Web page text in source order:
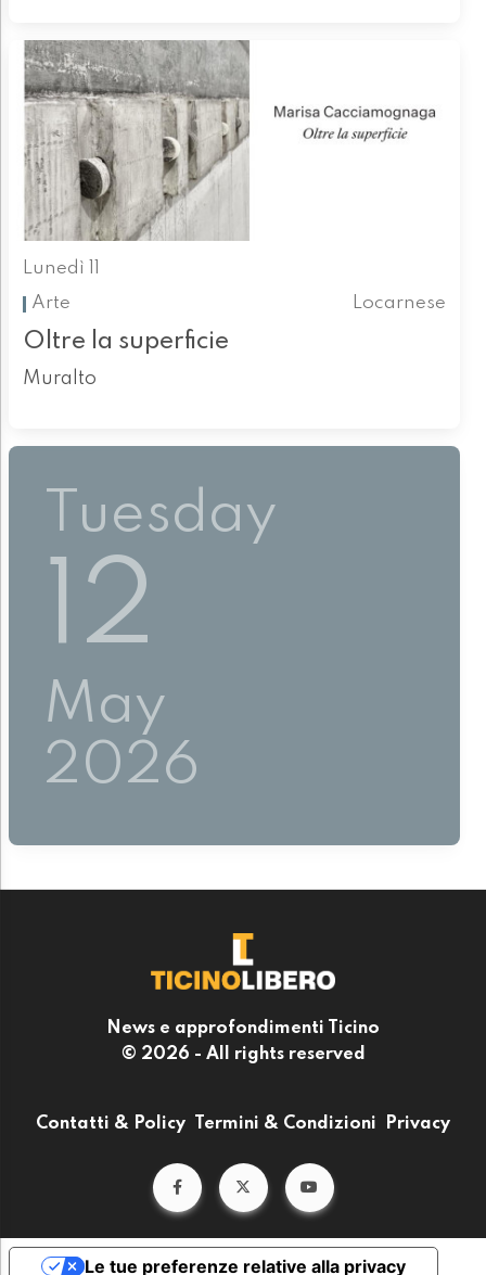
Lunedì 11
Arte
Locarnese
Oltre la superficie
Muralto
Tuesday
12
May
2026
News e approfondimenti Ticino
© 2026 - All rights reserved
Contatti & Policy Termini & Condizioni Privacy
Le tue preferenze relative alla privacy